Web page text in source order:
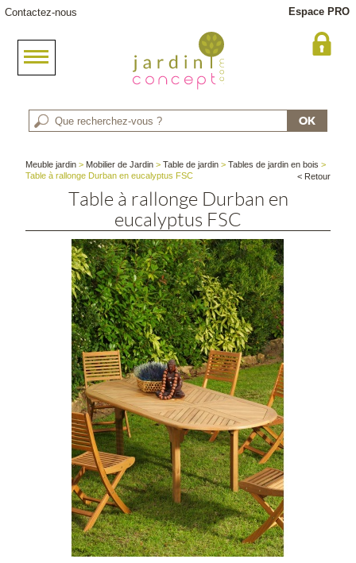
Contactez-nous Espace PRO
Meuble jardin > Mobilier de Jardin >Table de jardin >Tables de jardin en bois >
Table à rallonge Durban en eucalyptus FSC
< Retour
Table à rallonge Durban en
eucalyptus FSC